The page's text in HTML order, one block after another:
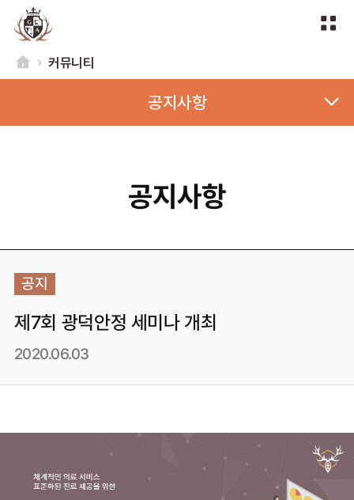
커뮤니티
공지사항
공지사항
공지
제7회 광덕안정 세미나 개최
2020.06.03